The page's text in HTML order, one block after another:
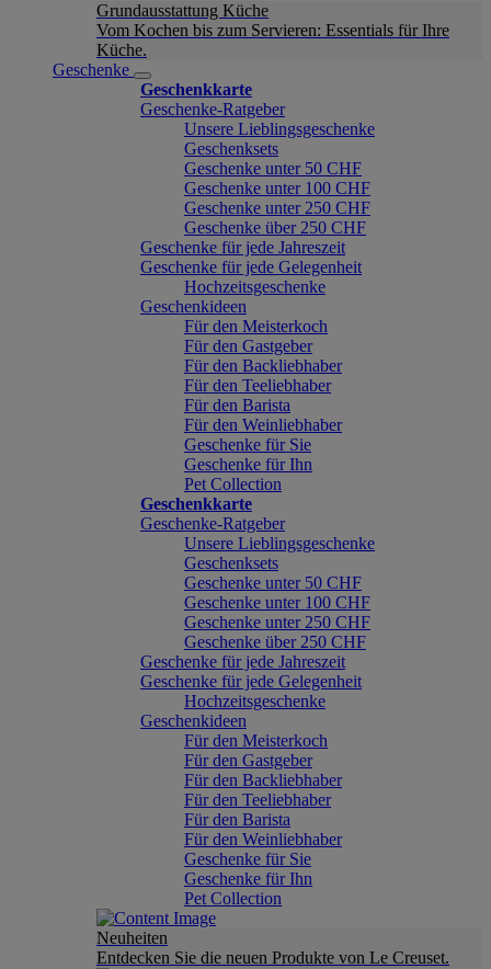
Grundausstattung Küche
Vom Kochen bis zum Servieren: Essentials für Ihre
Küche.
Geschenke
Geschenkkarte
Geschenke-Ratgeber
Unsere Lieblingsgeschenke
Geschenksets
Geschenke unter 50 CHF
Geschenke unter 100 CHF
Geschenke unter 250 CHF
Geschenke über 250 CHF
Geschenke für jede Jahreszeit
Geschenke für jede Gelegenheit
Hochzeitsgeschenke
Geschenkideen
Für den Meisterkoch
Für den Gastgeber
Für den Backliebhaber
Für den Teeliebhaber
Für den Barista
Für den Weinliebhaber
Geschenke für Sie
Geschenke für Ihn
Pet Collection
Geschenkkarte
Geschenke-Ratgeber
Unsere Lieblingsgeschenke
Geschenksets
Geschenke unter 50 CHF
Geschenke unter 100 CHF
Geschenke unter 250 CHF
Geschenke über 250 CHF
Geschenke für jede Jahreszeit
Geschenke für jede Gelegenheit
Hochzeitsgeschenke
Geschenkideen
Für den Meisterkoch
Für den Gastgeber
Für den Backliebhaber
Für den Teeliebhaber
Für den Barista
Für den Weinliebhaber
Geschenke für Sie
Geschenke für Ihn
Pet Collection
Neuheiten
Entdecken Sie die neuen Produkte von Le Creuset.